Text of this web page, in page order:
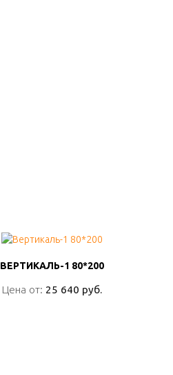
ВЕРТИКАЛЬ-1 80*200
Цена от: 25 640 руб.
ВЕРТИКАЛЬ-1 80*200
Цена от: 25 640 руб.